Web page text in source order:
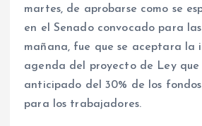
martes, de aprobarse como se
en el Senado convocado para
mañana, fue que se aceptara la
agenda del proyecto de Ley
anticipado del 30% de los
para los trabajadores.